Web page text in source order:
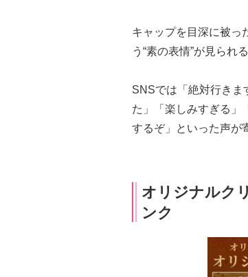
キャップを目深に被
う“素の表情”が見られ
SNSでは「絶対行きま
た」「楽しみすぎる」
するぞ」といった声が
オリジナルク
ンク